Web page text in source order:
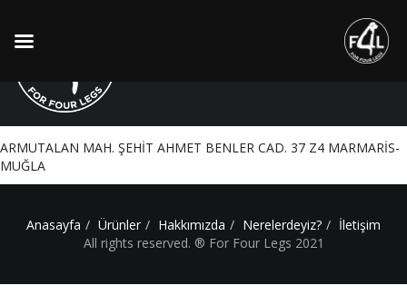
Pati Veteriner Kliniği
ARMUTALAN MAH. ŞEHİT AHMET BENLER CAD. 37 Z4 MARMARİS-
MUĞLA
Anasayfa Ürünler Hakkımızda Nerelerdeyiz?
İletişim
All rights reserved. ® For Four Legs 2021